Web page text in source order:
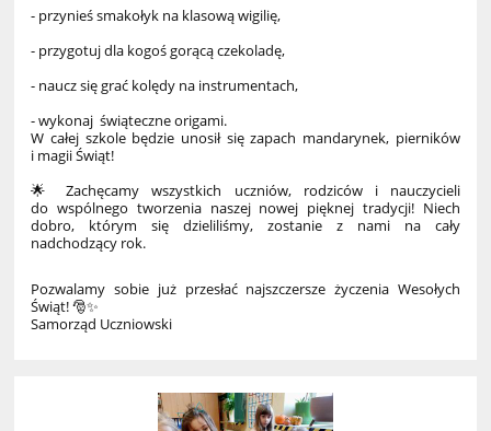
- przynieś smakołyk na klasową wigilię,
- przygotuj dla kogoś gorącą czekoladę,
- naucz się grać kolędy na instrumentach,
- wykonaj świąteczne origami.
W całej szkole będzie unosił się zapach mandarynek, pierników
i magii Świąt!
🌟 Zachęcamy wszystkich uczniów, rodziców i nauczycieli
do wspólnego tworzenia naszej nowej pięknej tradycji! Niech
dobro, którym się dzieliliśmy, zostanie z nami na cały
nadchodzący rok.
Pozwalamy sobie już przesłać najszczersze życzenia Wesołych
Świąt! 🎅✨
Samorząd Uczniowski